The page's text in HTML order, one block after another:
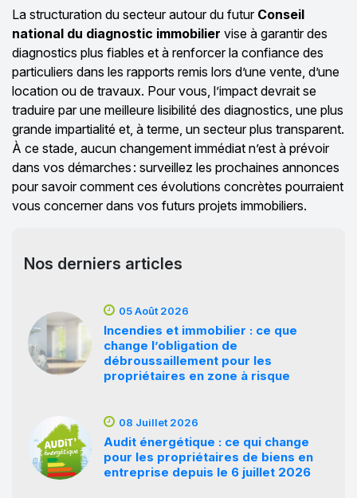
La structuration du secteur autour du futur Conseil
national du diagnostic immobilier vise à garantir des
diagnostics plus fiables et à renforcer la confiance des
particuliers dans les rapports remis lors d’une vente, d’une
location ou de travaux. Pour vous, l’impact devrait se
traduire par une meilleure lisibilité des diagnostics, une plus
grande impartialité et, à terme, un secteur plus transparent.
À ce stade, aucun changement immédiat n’est à prévoir
dans vos démarches : surveillez les prochaines annonces
pour savoir comment ces évolutions concrètes pourraient
vous concerner dans vos futurs projets immobiliers.
Nos derniers articles
05 Août 2026
Incendies et immobilier : ce que
change l’obligation de
débroussaillement pour les
propriétaires en zone à risque
08 Juillet 2026
Audit énergétique : ce qui change
pour les propriétaires de biens en
entreprise depuis le 6 juillet 2026